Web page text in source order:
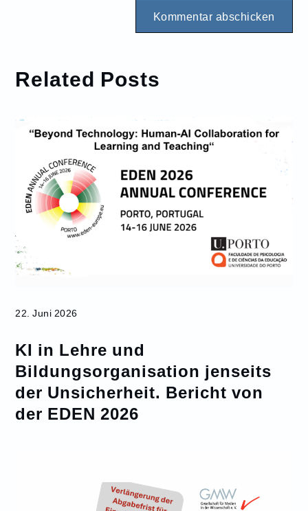
Related Posts
22. Juni 2026
KI in Lehre und
Bildungsorganisation jenseits
der Unsicherheit. Bericht von
der EDEN 2026